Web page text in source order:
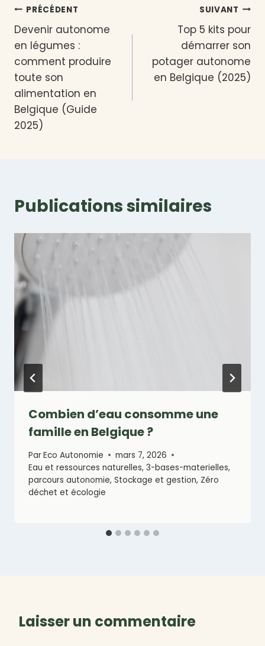
Navigation
de
l’article
PRÉCÉDENT
Devenir autonome
en légumes :
comment produire
toute son
alimentation en
Belgique (Guide
2025)
SUIVANT
Top 5 kits pour
démarrer son
potager autonome
en Belgique (2025)
Publications similaires
Combien d’eau consomme une
famille en Belgique ?
ParEco Autonomie
mars 7, 2026
Eau et ressources naturelles, 3-bases-materielles,
parcours autonomie, Stockage et gestion, Zéro
déchet et écologie
Laisser un commentaire